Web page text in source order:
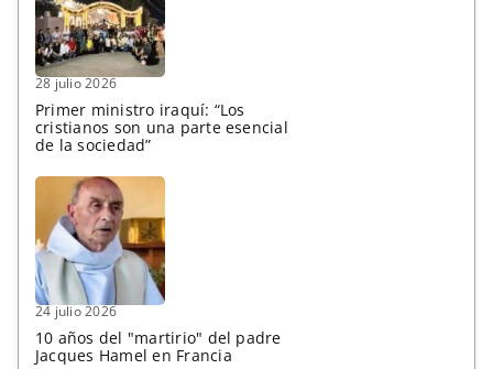
28 julio 2026
Primer ministro iraquí: “Los
cristianos son una parte esencial
de la sociedad”
24 julio 2026
10 años del "martirio" del padre
Jacques Hamel en Francia